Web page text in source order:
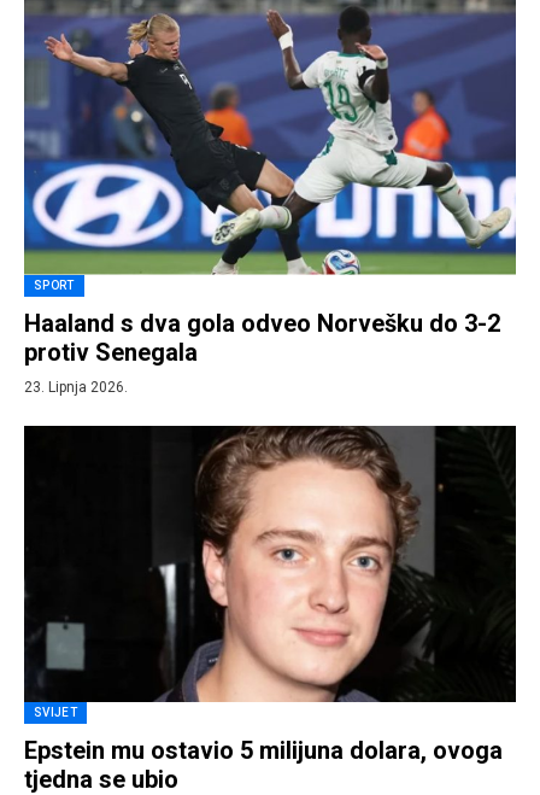
SPORT
Haaland s dva gola odveo Norvešku do 3-2
protiv Senegala
23. Lipnja 2026.
SVIJET
Epstein mu ostavio 5 milijuna dolara, ovoga
tjedna se ubio